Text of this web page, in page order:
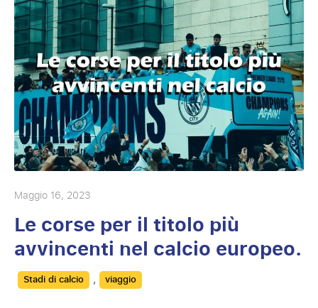
Maggio 16, 2023
Le corse per il titolo più
avvincenti nel calcio europeo.
Categories
Stadi di calcio , viaggio